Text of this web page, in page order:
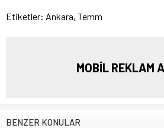
Etiketler: Ankara, Temm
MOBİL REKLAM
BENZER KONULAR